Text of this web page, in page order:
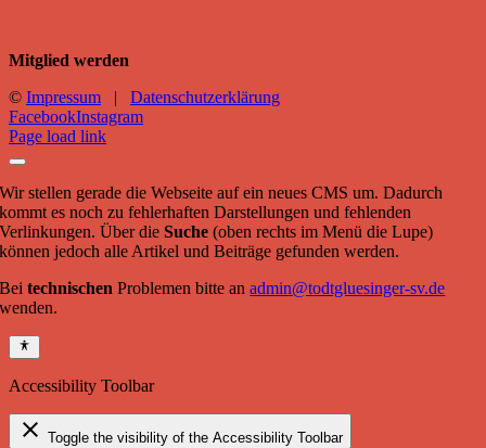
Mitglied werden
© Impressum | Datenschutzerklärung
FacebookInstagram
Page load link
Wir stellen gerade die Webseite auf ein neues CMS um. Dadurch
kommt es noch zu fehlerhaften Darstellungen und fehlenden
Verlinkungen. Über dieSuche (oben rechts im Menü die Lupe)
können jedoch alle Artikel und Beiträge gefunden werden.
Beitechnischen Problemen bitte anadmin@todtgluesinger-sv.de
wenden.
Accessibility Toolbar
close Toggle the visibility of the Accessibility Toolbar